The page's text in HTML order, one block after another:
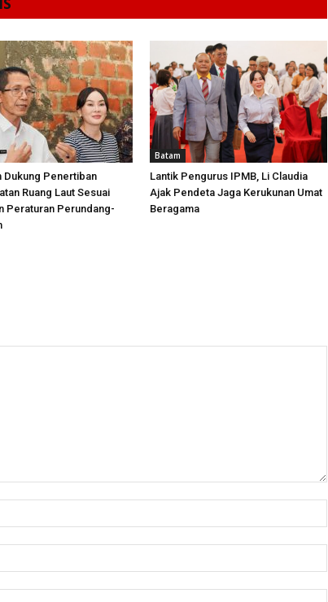
Dukung Penertiban
Ruang Laut Sesuai
Peraturan Perundang-
Batam
Lantik Pengurus IPMB, Li Claudia
Ajak Pendeta Jaga Kerukunan Umat
Beragama